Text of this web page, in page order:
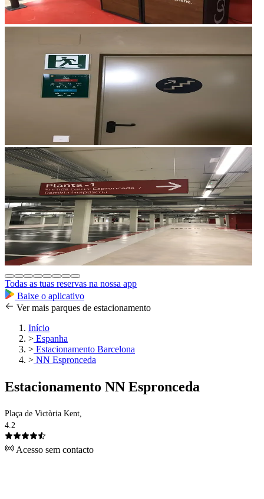
Todas as tuas reservas na nossa app
Baixe o aplicativo
Ver mais parques de estacionamento
Início
> Espanha
> Estacionamento Barcelona
> NN Espronceda
Estacionamento NN Espronceda
Plaça de Victòria Kent,
4.2
Acesso sem contacto